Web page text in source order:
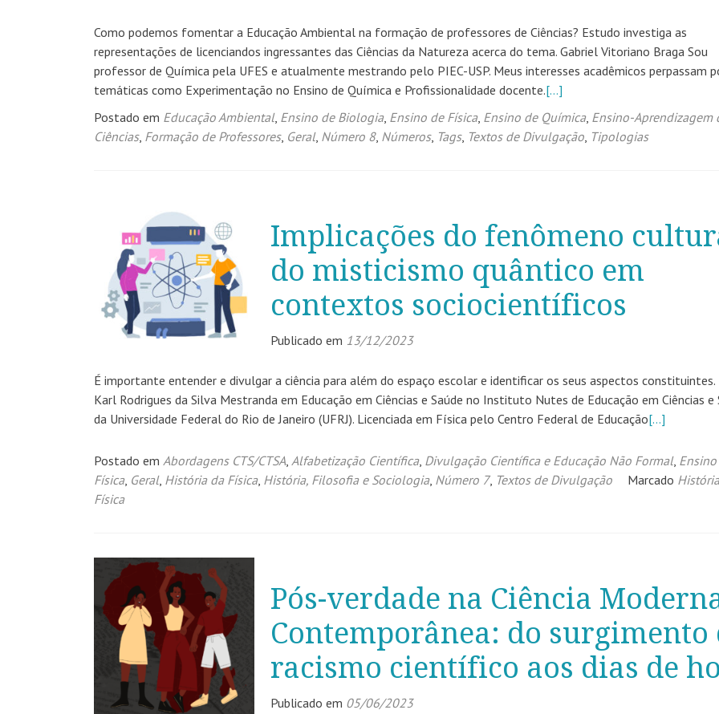
Como podemos fomentar a Educação Ambiental na formação de professores de Ciências? Estudo investiga as
representações de licenciandos ingressantes das Ciências da Natureza acerca do tema. Gabriel Vitoriano Braga Sou
professor de Química pela UFES e atualmente mestrando pelo PIEC-USP. Meus interesses acadêmicos perpassam
temáticas como Experimentação no Ensino de Química e Profissionalidade docente.[…]
Postado em Educação Ambiental, Ensino de Biologia, Ensino de Física, Ensino de Química, Ensino-Aprendizagem
Ciências, Formação de Professores, Geral, Número 8, Números, Tags, Textos de Divulgação, Tipologias
Implicações do fenômeno
do misticismo quântico em
contextos sociocientíficos
Publicado em 13/12/2023
É importante entender e divulgar a ciência para além do espaço escolar e identificar os seus aspectos constituintes.
Karl Rodrigues da Silva Mestranda em Educação em Ciências e Saúde no Instituto Nutes de Educação em Ciências e
da Universidade Federal do Rio de Janeiro (UFRJ). Licenciada em Física pelo Centro Federal de Educação[…]
Postado em Abordagens CTS/CTSA, Alfabetização Científica, Divulgação Científica e Educação Não Formal,
Física, Geral, História da Física, História, Filosofia e Sociologia, Número 7, Textos de Divulgação Marcado
Física
Pós-verdade na Ciência
Contemporânea: do surgimento
racismo científico aos dias de
Publicado em 05/06/2023